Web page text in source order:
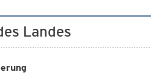
Landes